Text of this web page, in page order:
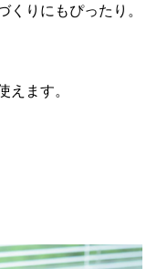
りにもぴったり。
ます。